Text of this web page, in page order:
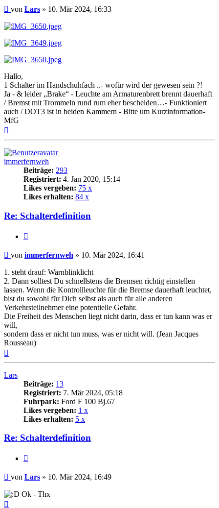
Beitrag
von Lars » 10. Mär 2024, 16:33
Hallo,
1 Schalter im Handschuhfach ..- wofür wird der gewesen sein ?!
Ja - & leider „Brake“ - Leuchte am Armaturenbrett brennt dauerhaft
/ Bremst mit Trommeln rund rum eher bescheiden…- Funktioniert
auch / DOT3 ist in beiden Kammern - Bitte um Kurzinformation-
MfG
immerfernweh
Beiträge: 293
Registriert: 4. Jan 2020, 15:14
Likes vergeben: 75 x
Likes erhalten: 84 x
Re: Schalterdefinition
Beitrag
von immerfernweh » 10. Mär 2024, 16:41
1. steht drauf: Warnblinklicht
2. Dann solltest Du schnellstens die Bremsen richtig einstellen
lassen. Wenn die Kontrollleuchte für die Bremse dauerhaft leuchtet,
bist du sowohl für Dich selbst als auch für alle anderen
Verkehrsteilnehmer eine potentielle Gefahr.
Die Freiheit des Menschen liegt nicht darin, dass er tun kann was er
will,
sondern dass er nicht tun muss, was er nicht will. (Jean Jacques
Rousseau)
Lars
Beiträge: 13
Registriert: 7. Mär 2024, 05:18
Fuhrpark: Ford F 100 Bj.67
Likes vergeben: 1 x
Likes erhalten: 5 x
Re: Schalterdefinition
Beitrag
von Lars » 10. Mär 2024, 16:49
Ok - Thx